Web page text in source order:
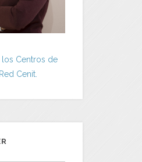
los Centros de
Cenit.